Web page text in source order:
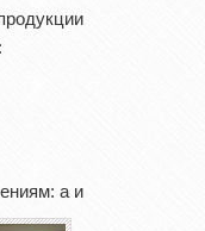
а и